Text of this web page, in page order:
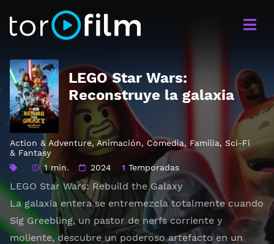
LEGO Star Wars:
Reconstruye la galaxia
Action & Adventure, Animación, Comedia, Familia, Sci-Fi
& Fantasy
1 min.
2024 1Temporadas
LEGO Star Wars: Rebuild the Galaxy
La galaxia entera se entremezcla totalmente cuando
Sig Greebling, un pastor de nerfs corriente y
moliente, descubre un poderoso artefacto en un